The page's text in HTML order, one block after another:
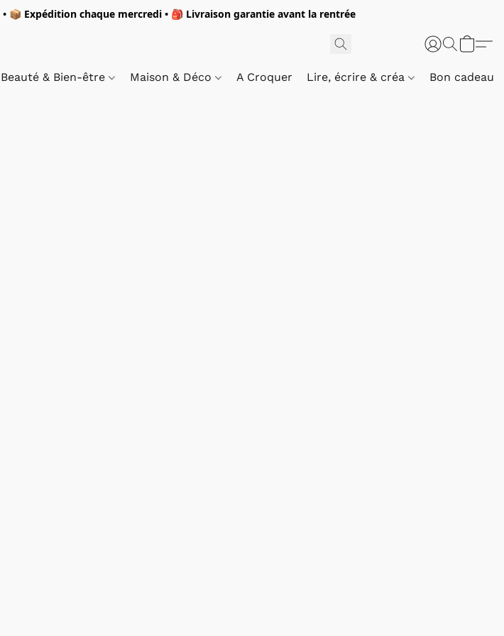
• 📦 Expédition chaque mercredi • 🎒 Livraison garantie avant la rentrée
Beauté & Bien-être Maison & Déco A Croquer Lire, écrire & créa Bon cadeau